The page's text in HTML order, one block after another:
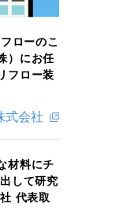
ローのこ
）にお任
フロー装
式会社
材料にチ
して研究
代表取